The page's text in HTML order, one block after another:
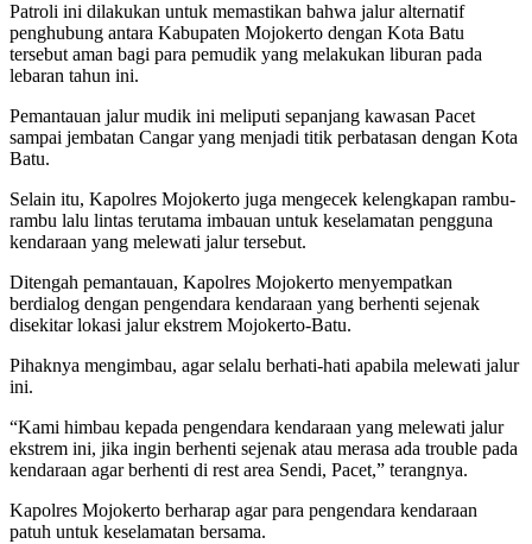
Patroli ini dilakukan untuk memastikan bahwa jalur alternatif
penghubung antara Kabupaten Mojokerto dengan Kota Batu
tersebut aman bagi para pemudik yang melakukan liburan pada
lebaran tahun ini.
Pemantauan jalur mudik ini meliputi sepanjang kawasan Pacet
sampai jembatan Cangar yang menjadi titik perbatasan dengan Kota
Batu.
Selain itu, Kapolres Mojokerto juga mengecek kelengkapan rambu-
rambu lalu lintas terutama imbauan untuk keselamatan pengguna
kendaraan yang melewati jalur tersebut.
Ditengah pemantauan, Kapolres Mojokerto menyempatkan
berdialog dengan pengendara kendaraan yang berhenti sejenak
disekitar lokasi jalur ekstrem Mojokerto-Batu.
Pihaknya mengimbau, agar selalu berhati-hati apabila melewati jalur
ini.
“Kami himbau kepada pengendara kendaraan yang melewati jalur
ekstrem ini, jika ingin berhenti sejenak atau merasa ada trouble pada
kendaraan agar berhenti di rest area Sendi, Pacet,” terangnya.
Kapolres Mojokerto berharap agar para pengendara kendaraan
patuh untuk keselamatan bersama.